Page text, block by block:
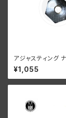
アジャスティング
ーダビッドソン 全
モデル クロームメッ
¥1,055